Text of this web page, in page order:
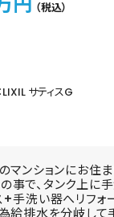
（税込）
LIXIL サティスG
マンションにお住
事で、タンク上に
+手洗い器へリフォ
為給排水を分岐し